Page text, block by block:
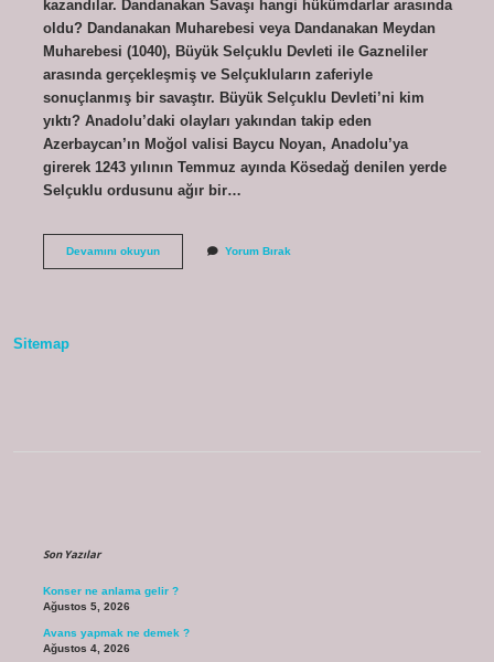
kazandılar. Dandanakan Savaşı hangi hükümdarlar arasında
oldu? Dandanakan Muharebesi veya Dandanakan Meydan
Muharebesi (1040), Büyük Selçuklu Devleti ile Gazneliler
arasında gerçekleşmiş ve Selçukluların zaferiyle
sonuçlanmış bir savaştır. Büyük Selçuklu Devleti’ni kim
yıktı? Anadolu’daki olayları yakından takip eden
Azerbaycan’ın Moğol valisi Baycu Noyan, Anadolu’ya
girerek 1243 yılının Temmuz ayında Kösedağ denilen yerde
Selçuklu ordusunu ağır bir…
Devamını okuyunDandanakanYorum Bırak
Sitemap
Son Yazılar
Konser ne anlama gelir ?
Ağustos 5, 2026
Avans yapmak ne demek ?
Ağustos 4, 2026